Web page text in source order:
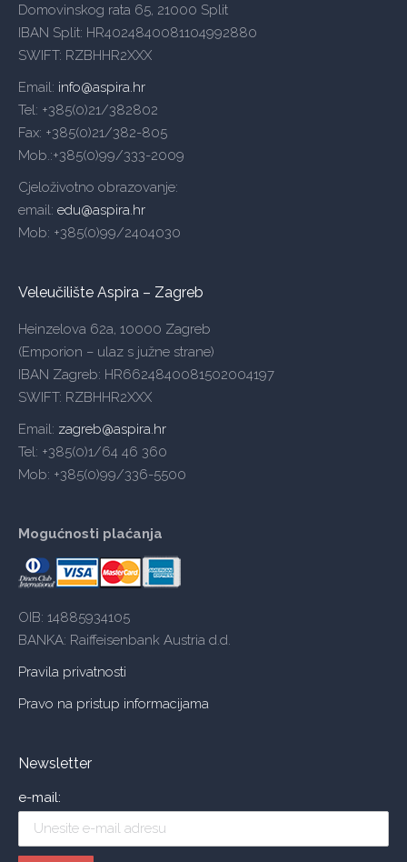
Domovinskog rata 65, 21000 Split
IBAN Split: HR4024840081104992880
SWIFT: RZBHHR2XXX
Email: info@aspira.hr
Tel: +385(0)21/382802
Fax: +385(0)21/382-805
Mob.:+385(0)99/333-2009
Cjeloživotno obrazovanje:
email: edu@aspira.hr
Mob: +385(0)99/2404030
Veleučilište Aspira – Zagreb
Heinzelova 62a, 10000 Zagreb
(Emporion – ulaz s južne strane)
IBAN Zagreb: HR6624840081502004197
SWIFT: RZBHHR2XXX
Email: zagreb@aspira.hr
Tel: +385(0)1/64 46 360
Mob: +385(0)99/336-5500
Mogućnosti plaćanja
OIB: 14885934105
BANKA: Raiffeisenbank Austria d.d.
Pravila privatnosti
Pravo na pristup informacijama
Newsletter
e-mail: